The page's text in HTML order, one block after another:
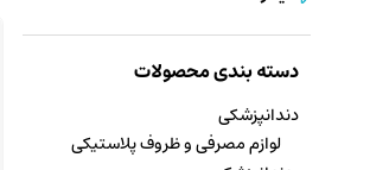
دسته بندی محصولات
دندانپزشکی
لوازم مصرفی و ظروف پلاستیکی